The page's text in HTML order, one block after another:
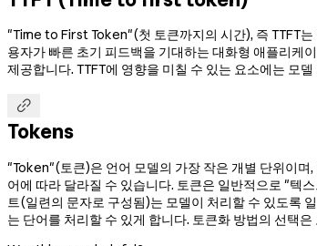
"Time to First Token"(첫 토큰까지의 시간), 즉 TTFT는
용자가 빠른 초기 피드백을 기대하는 대화형 애플리케
제공합니다. TTFT에 영향을 미칠 수 있는 요소에는 모

Tokens
"Token"(토큰)은 언어 모델의 가장 작은 개별 단위이며
어에 따라 달라질 수 있습니다. 토큰은 일반적으로 "텍
트(일련의 문자로 구성됨)는 모델이 처리할 수 있도록
는 단어를 처리할 수 있게 합니다. 토큰화 방법의 선택